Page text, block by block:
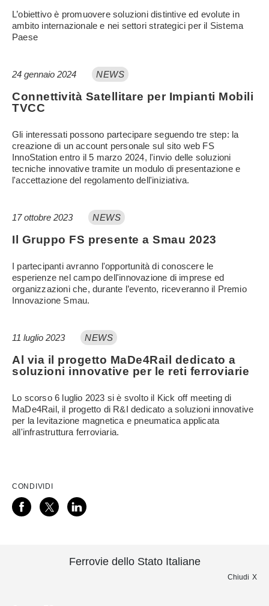
L’obiettivo è promuovere soluzioni distintive ed evolute in
ambito internazionale e nei settori strategici per il Sistema
Paese
24 gennaio 2024 NEWS
Connettività Satellitare per Impianti Mobili
TVCC
Gli interessati possono partecipare seguendo tre step: la
creazione di un account personale sul sito web FS
InnoStation entro il 5 marzo 2024, l'invio delle soluzioni
tecniche innovative tramite un modulo di presentazione e
l'accettazione del regolamento dell'iniziativa.
17 ottobre 2023 NEWS
Il Gruppo FS presente a Smau 2023
I partecipanti avranno l'opportunità di conoscere le
esperienze nel campo dell'innovazione di imprese ed
organizzazioni che, durante l’evento, riceveranno il Premio
Innovazione Smau.
11 luglio 2023 NEWS
Al via il progetto MaDe4Rail dedicato a
soluzioni innovative per le reti ferroviarie
Lo scorso 6 luglio 2023 si è svolto il Kick off meeting di
MaDe4Rail, il progetto di R&I dedicato a soluzioni innovative
per la levitazione magnetica e pneumatica applicata
all'infrastruttura ferroviaria.
CONDIVIDI
Ferrovie dello Stato Italiane
Chiudi